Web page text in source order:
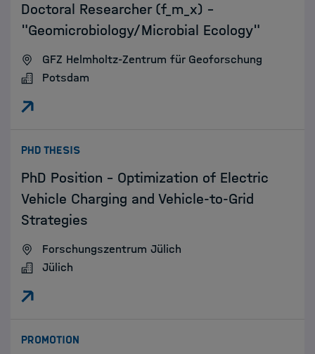
Doctoral Researcher (f_m_x) -
"Geomicrobiology/Microbial Ecology"
GFZ Helmholtz-Zentrum für Geoforschung
Potsdam
PHD THESIS:
PhD Position – Optimization of Electric
Vehicle Charging and Vehicle-to-Grid
Strategies
Forschungszentrum Jülich
Jülich
PROMOTION